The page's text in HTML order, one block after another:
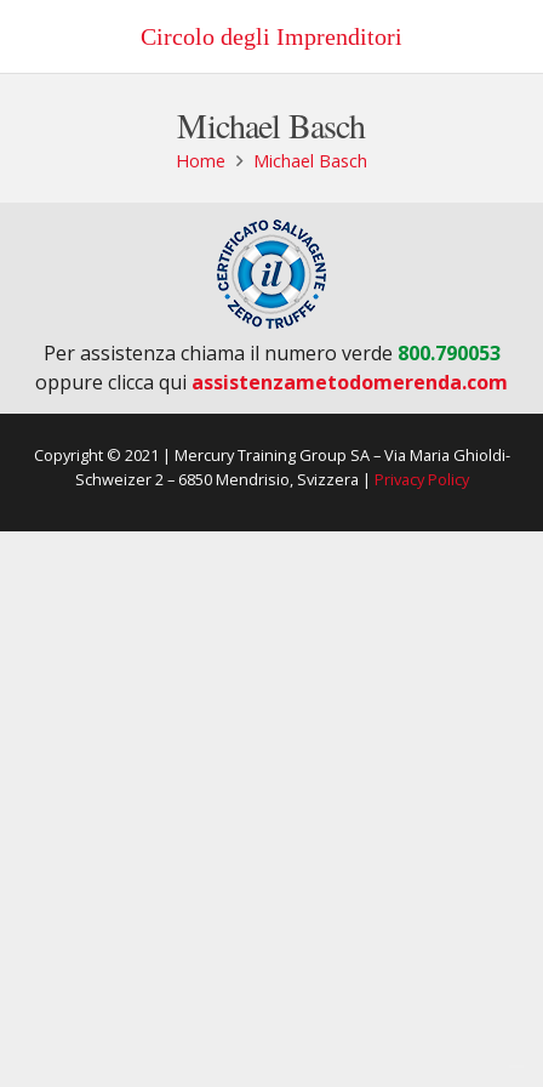
Circolo degli Imprenditori
Michael Basch
Home Michael Basch
Per assistenza chiama il numero verde 800.790053
oppure clicca qui assistenzametodomerenda.com
Copyright © 2021 | Mercury Training Group SA – Via Maria Ghioldi-
Schweizer 2 – 6850 Mendrisio, Svizzera | Privacy Policy